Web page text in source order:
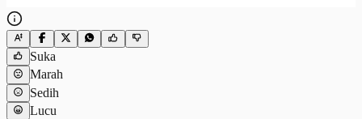
Suka
Marah
Sedih
Lucu